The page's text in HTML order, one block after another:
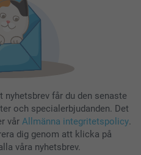
nyhetsbrev får du den senaste
och specialerbjudanden. Det
vår Allmänna integritetspolicy.
dig genom att klicka på
våra nyhetsbrev.